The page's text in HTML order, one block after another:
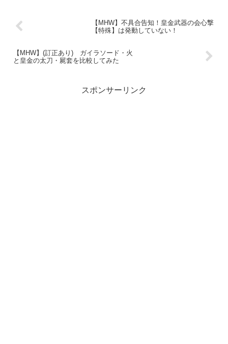
【MHW】不具合告知！皇金武器の会心撃
【特殊】は発動していない！
【MHW】(訂正あり) ガイラソード・火
と皇金の太刀・屍套を比較してみた
スポンサーリンク